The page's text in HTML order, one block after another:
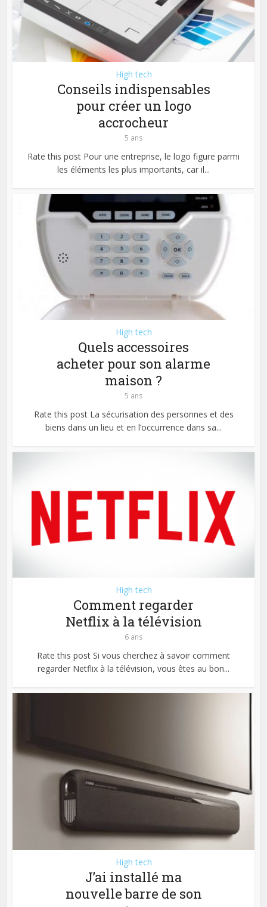
High tech
Conseils indispensables
pour créer un logo
accrocheur
5 ans
Rate this post Pour une entreprise, le logo figure parmi
les éléments les plus importants, car il...
High tech
Quels accessoires
acheter pour son alarme
maison ?
5 ans
Rate this post La sécurisation des personnes et des
biens dans un lieu et en l’occurrence dans sa...
High tech
Comment regarder
Netflix à la télévision
6 ans
Rate this post Si vous cherchez à savoir comment
regarder Netflix à la télévision, vous êtes au bon...
High tech
J’ai installé ma
nouvelle barre de son